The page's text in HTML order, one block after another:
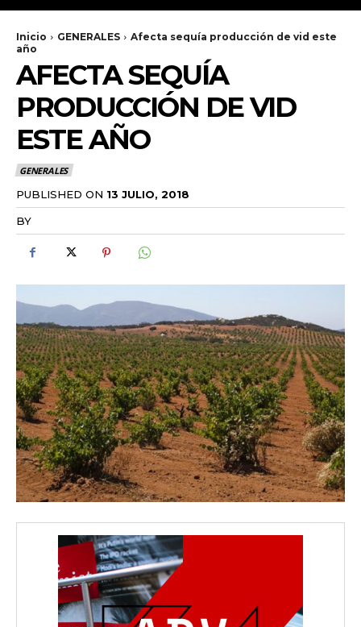
Inicio GENERALES
Afecta sequía producción de vid este
año
AFECTA SEQUÍA
PRODUCCIÓN DE VID
ESTE AÑO
GENERALES
PUBLISHED ON 13 JULIO, 2018
BY